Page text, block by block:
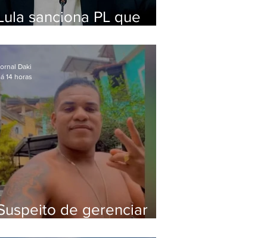
sanciona PL que
contra crianças
de gerenciar
Daki
14 horas